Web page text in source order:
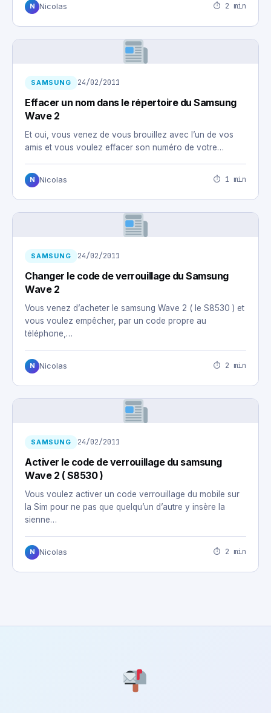
N Nicolas ⏱ 2 min
SAMSUNG 24/02/2011
Effacer un nom dans le répertoire du Samsung
Wave 2
Et oui, vous venez de vous brouillez avec l’un de vos
amis et vous voulez effacer son numéro de votre…
N Nicolas ⏱ 1 min
SAMSUNG 24/02/2011
Changer le code de verrouillage du Samsung
Wave 2
Vous venez d’acheter le samsung Wave 2 ( le S8530 ) et
vous voulez empêcher, par un code propre au
téléphone,…
N Nicolas ⏱ 2 min
SAMSUNG 24/02/2011
Activer le code de verrouillage du samsung
Wave 2 ( S8530 )
Vous voulez activer un code verrouillage du mobile sur
la Sim pour ne pas que quelqu’un d’autre y insère la
sienne…
N Nicolas ⏱ 2 min